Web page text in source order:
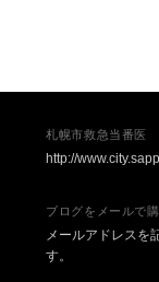
札幌市救急当番医
http://
ブログをメールで
メールアドレスを
す。